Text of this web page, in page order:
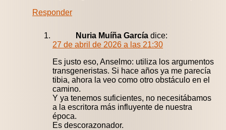
Responder
Nuria Muíña García dice:
27 de abril de 2026 a las 21:30
Es justo eso, Anselmo: utiliza los argumentos
transgeneristas. Si hace años ya me parecía
tibia, ahora la veo como otro obstáculo en el
camino.
Y ya tenemos suficientes, no necesitábamos
a la escritora más influyente de nuestra
época.
Es descorazonador.